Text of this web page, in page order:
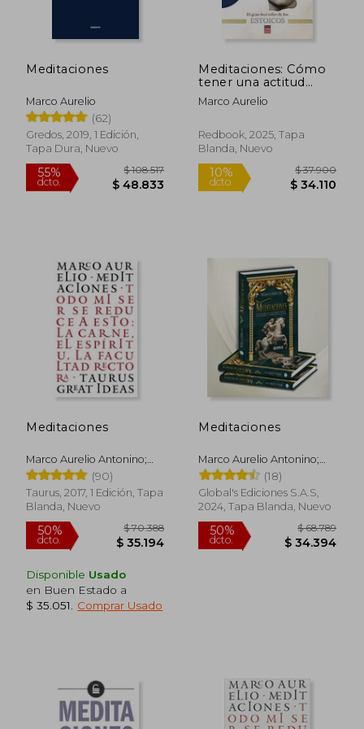
10%
dcto.
10% 55%
Meditaciones
Marco Aurelio
(62)
Gredos, 2019, 1 Edición,
Tapa Dura, Nuevo
Meditaciones: Cómo
tener una actitud
estoica ante los
problemas de la vida
Marco Aurelio
Redbook, 2025, Tapa
Blanda, Nuevo
Meditaciones
Marco Aurelio Antonino;
Marco Aurelio(90)
Taurus, 2017, 1 Edición, Tapa
Blanda, Nuevo
Disponible Usado
en Buen Estado a
$ 35.051
Comprar Usado
Meditaciones
Marco Aurelio Antonino;
Marco Aurelio(18)
Global's Ediciones S.A.S,
2024, Tapa Blanda, Nuevo